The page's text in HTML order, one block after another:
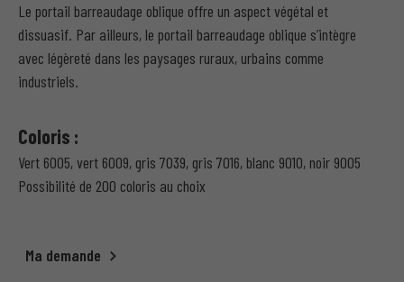
Le portail barreaudage oblique offre un aspect végétal et
dissuasif. Par ailleurs, le portail barreaudage oblique s’intègre
avec légèreté dans les paysages ruraux, urbains comme
industriels.
Coloris :
Vert 6005, vert 6009, gris 7039, gris 7016, blanc 9010, noir 9005
Possibilité de 200 coloris au choix
Ma demande